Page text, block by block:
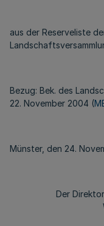
aus der Reserveliste
Bezug: Bek. des
22. November 2004 (
Münster, den 24.
Der